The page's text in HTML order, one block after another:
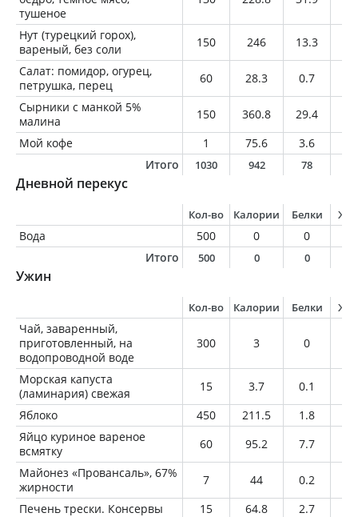
тушеное
Нут (турецкий горох),
вареный, без соли
150 246 13.3
Салат: помидор, огурец,
петрушка, перец
60 28.3 0.7
Сырники с манкой 5%
малина
150 360.8 29.4
Мой кофе
1 75.6 3.6
Итого
1030 942 78
Дневной перекус
Кол-во Калории Белки
Вода 500 0 0
Итого
500 0 0
Ужин
Кол-во Калории Белки
Чай, заваренный,
приготовленный, на
водопроводной воде
300 3 0
Морская капуста
(ламинария) свежая
15 3.7 0.1
Яблоко
450 211.5 1.8
Яйцо куриное вареное
всмятку
60 95.2 7.7
Майонез «Провансаль», 67%
жирности
7 44 0.2
Печень трески. Консервы
15 64.8 2.7